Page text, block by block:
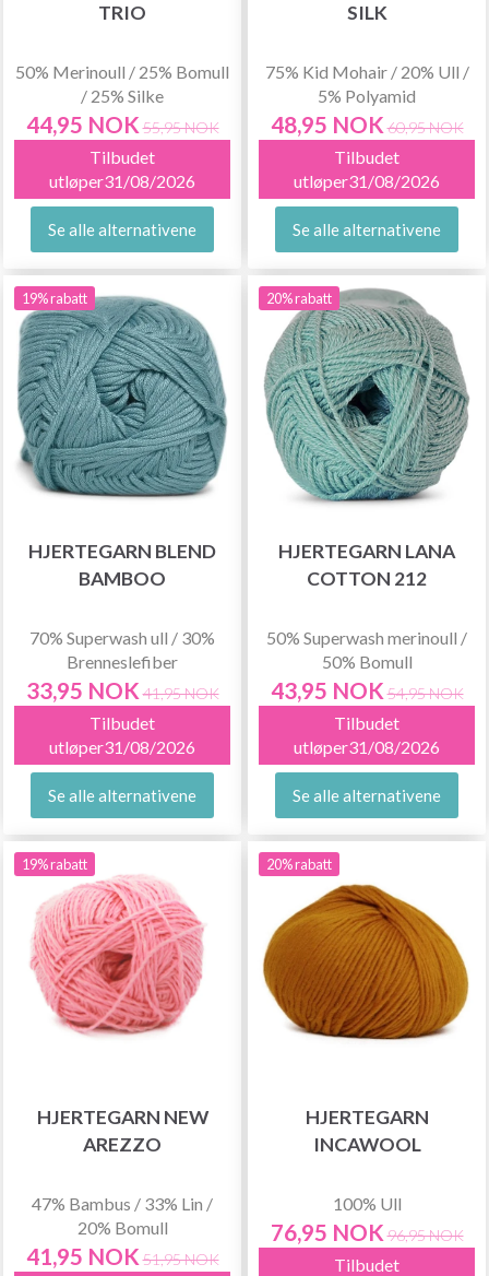
TRIO
50% Merinoull / 25% Bomull
/ 25% Silke
44,95 NOK 55,95 NOK
Tilbudet
utløper31/08/2026
Se alle alternativene
SILK
75% Kid Mohair / 20% Ull /
5% Polyamid
48,95 NOK 60,95 NOK
Tilbudet
utløper31/08/2026
Se alle alternativene
19% rabatt
HJERTEGARN BLEND
BAMBOO
70% Superwash ull / 30%
Brenneslefiber
33,95 NOK 41,95 NOK
Tilbudet
utløper31/08/2026
Se alle alternativene
20% rabatt
HJERTEGARN LANA
COTTON 212
50% Superwash merinoull /
50% Bomull
43,95 NOK 54,95 NOK
Tilbudet
utløper31/08/2026
Se alle alternativene
19% rabatt
HJERTEGARN NEW
AREZZO
47% Bambus / 33% Lin /
20% Bomull
41,95 NOK 51,95 NOK
20% rabatt
HJERTEGARN
INCAWOOL
100% Ull
76,95 NOK 96,95 NOK
Tilbudet